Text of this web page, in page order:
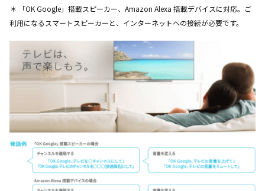
＊ 「OK Google」搭載スピーカー、Amazon Alexa 搭載デバイスに対応。ご
利用になるスマートスピーカーと、インターネットへの接続が必要です。